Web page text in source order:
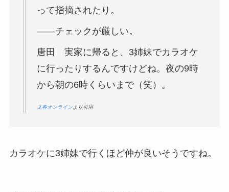
って指摘されたり。
――チェックが厳しい。
唐田 実家に帰ると、3姉妹でカラオケ
に行ったりするんですけどね。夜の9時
から朝の6時くらいまで（笑）。
文春オンラインより引用
カラオケに3姉妹で行くほど仲が良いそうですね。